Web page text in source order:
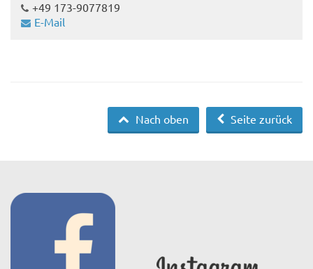
+49 173-9077819
E-Mail
Seite zurück
Nach oben